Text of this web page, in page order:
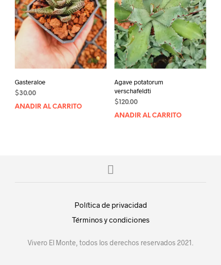
Gasteraloe
$30.00
AÑADIR AL CARRITO
Agave potatorum
verschafeldti
$120.00
AÑADIR AL CARRITO
Política de privacidad
Términos y condiciones
Vivero El Monte, todos los derechos reservados 2021.